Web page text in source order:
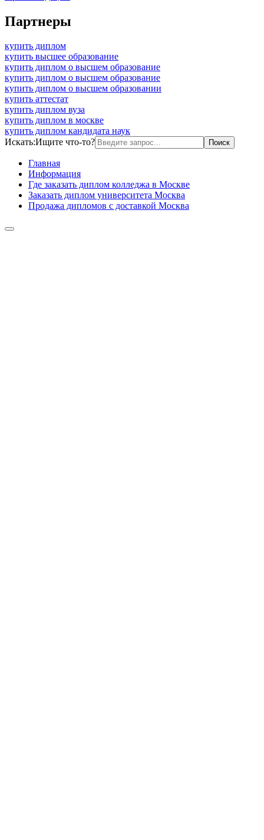
Партнеры
купить диплом
купить высшее образование
купить диплом о высшем образование
купить диплом о высшем образование
купить диплом о высшем образовании
купить аттестат
купить диплом вуза
купить диплом в москве
купить диплом кандидата наук
Искать:Ищите что-то?
Главная
Информация
Где заказать диплом колледжа в Москве
Заказать диплом университета Москва
Продажа дипломов с доставкой Москва